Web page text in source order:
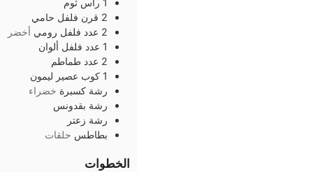
2 قرن فلفل حامي
2 عدد فلفل رومي أخضر
1 عدد فلفل ألوان
2 عدد طماطم
1 كوب عصير ليمون
رشة كسبرة خضراء
رشة بقدونس
رشة زعتر
بطاطس حلقات
الخطوات